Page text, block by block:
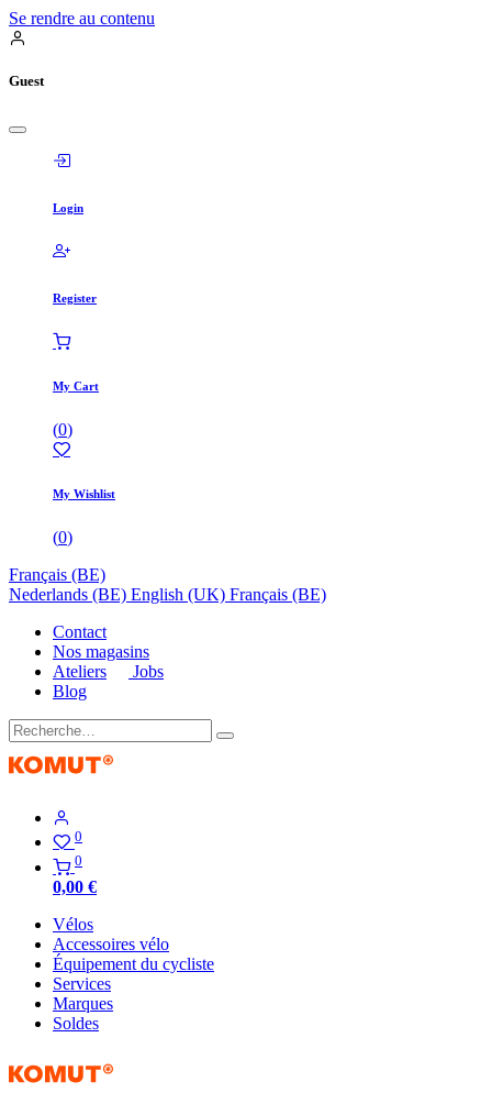
Se rendre au contenu
Guest
Login
Register
My Cart
(0)
My Wishlist
(0)
Français (BE)
Nederlands (BE) English (UK) Français (BE)
Contact
Nos magasins
Ateliers
Jobs
Blog
0
0
0,00 €
Vélos
Accessoires vélo
Équipement du cycliste
Services
Marques
Soldes